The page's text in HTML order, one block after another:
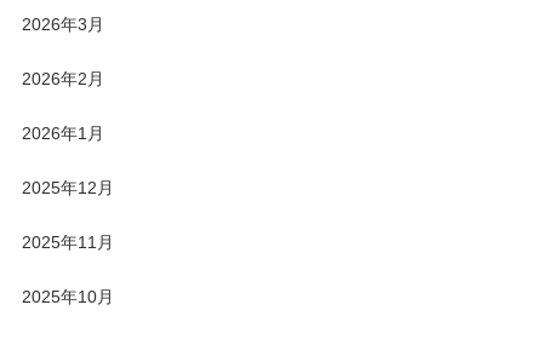
2026年3月
2026年2月
2026年1月
2025年12月
2025年11月
2025年10月